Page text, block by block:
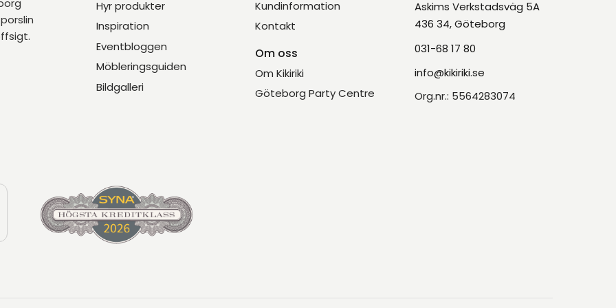
Hyr produkter
Inspiration
Eventbloggen
Möbleringsguiden
Bildgalleri
Kundinformation
Kontakt
Om oss
Om Kikiriki
Göteborg Party Centre
Askims Verkstadsväg 5A
436 34, Göteborg
031-68 17 80
info@kikiriki.se
Org.nr.: 5564283074